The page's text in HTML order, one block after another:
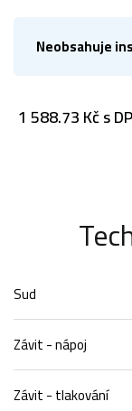
Neobsahuje
1 588.73 Kč s
Sud
Závit - nápoj
Závit - tlakování